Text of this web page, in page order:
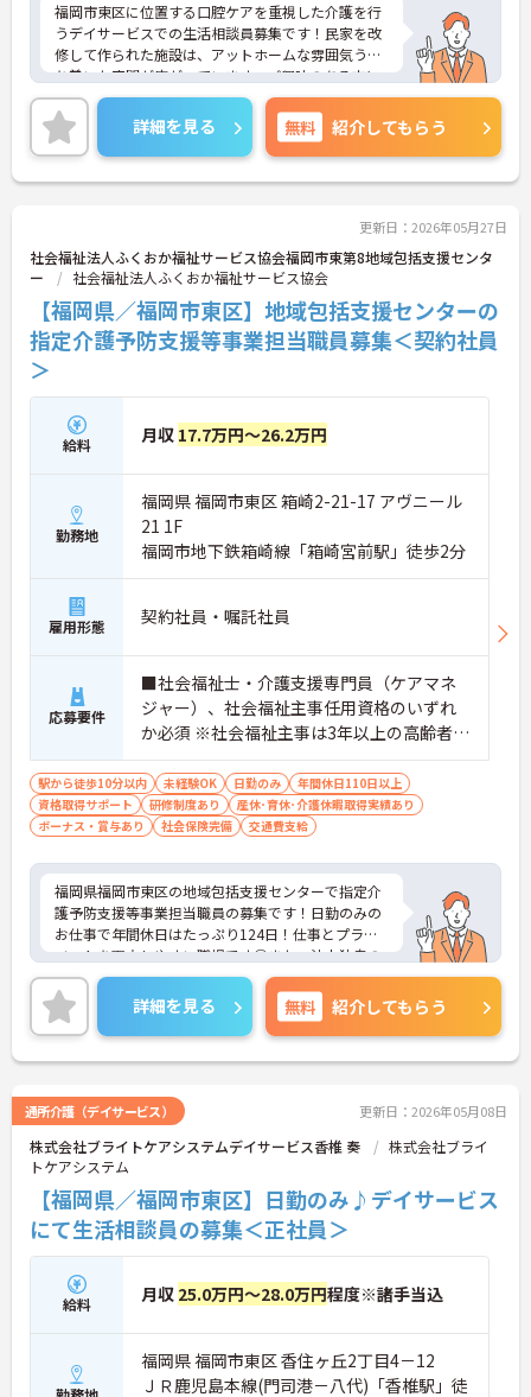
福岡市東区に位置する口腔ケアを重視した介護を行
うデイサービスでの生活相談員募集です！民家を改
修して作られた施設は、アットホームな雰囲気う落
ち着いた空間が広がっています。ご興味のある方に
は、面接対策ポイントなど、さらに詳細をお話しい
たしますので、お気軽にお問い合わせ下さい。
詳細を見る 無料 紹介してもらう
更新日：2026年05月27日
社会福祉法人ふくおか福祉サービス協会福岡市東第8地域包括支援センタ
ー
社会福祉法人ふくおか福祉サービス協会
【福岡県／福岡市東区】地域包括支援センターの
指定介護予防支援等事業担当職員募集＜契約社員
＞
給料 月収 17.7万円～26.2万円
勤務地
福岡県 福岡市東区 箱崎2-21-17 アヴニール
21 1F
福岡市地下鉄箱崎線「箱崎宮前駅」徒歩2分
雇用形態 契約社員・嘱託社員
応募要件
■社会福祉士・介護支援専門員（ケアマネ
ジャー）、社会福祉主事任用資格のいずれ
か必須 ※社会福祉主事は3年以上の高齢者保
健福祉に関する相談経験が必要、社会福祉
士・介護支援専門員については経験不問 ■
普通自動車運転免許（AT限定可）あれば尚
可
駅から徒歩10分以内 未経験OK 日勤のみ
年間休日110日以上
資格取得サポート
研修制度あり
産休･育休･介護休暇取得実績あり
ボーナス・賞与あり
社会保険完備 交通費支給
福岡県福岡市東区の地域包括支援センターで指定介
護予防支援等事業担当職員の募集です！日勤のみの
お仕事で年間休日はたっぷり124日！仕事とプライ
ベートを両立しやすい職場です◎また、法人独自の
育児支援制度があるので、ご家族がいる方でも安心
して働くことができます♪ご興味のある方は面接ポ
イントをお伝えしますので、お気軽にご相談くださ
い！
詳細を見る 無料 紹介してもらう
通所介護（デイサービス） 更新日：2026年05月08日
株式会社ブライトケアシステムデイサービス香椎 奏
株式会社ブライ
トケアシステム
【福岡県／福岡市東区】日勤のみ♪デイサービス
にて生活相談員の募集＜正社員＞
給料 月収 25.0万円～28.0万円程度※諸手当込
福岡県 福岡市東区 香住ヶ丘2丁目4－12
ＪＲ鹿児島本線(門司港－八代)「香椎駅」徒